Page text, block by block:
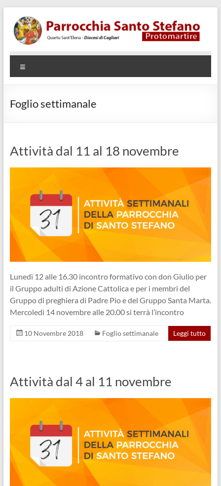
contenuto
Parrocchia
Santo
Stefano
Protomartire
Quartu
SantElena
– Diocesi
Foglio settimanale
Attività dal 11 al 18 novembre
Lunedì 12 alle 16.30 incontro formativo con don Giulio per
il Gruppo adulti di Azione Cattolica e per i membri del
Gruppo di preghiera di Padre Pio e del Gruppo Santa Marta.
Mercoledì 14 novembre alle 20.00 si terrà l’incontro
10 Novembre 2018 Foglio settimanale Leggi tutto
Attività dal 4 al 11 novembre